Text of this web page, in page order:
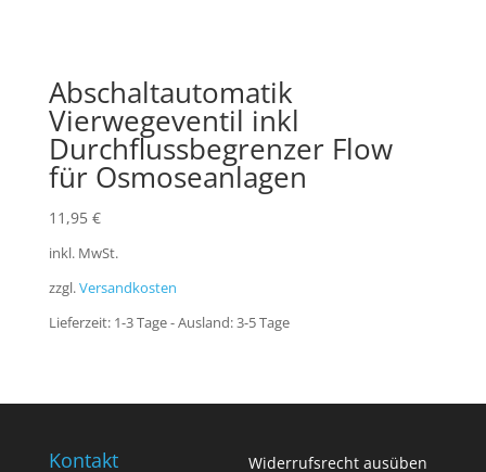
Abschaltautomatik
Vierwegeventil inkl
Durchflussbegrenzer Flow
für Osmoseanlagen
11,95 €
inkl. MwSt.
zzgl.Versandkosten
Lieferzeit: 1-3 Tage - Ausland: 3-5 Tage
Kontakt Widerrufsrecht ausüben